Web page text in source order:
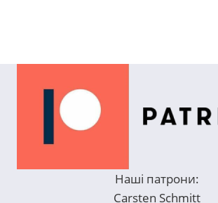
Наші патрони:
Carsten Schmitt